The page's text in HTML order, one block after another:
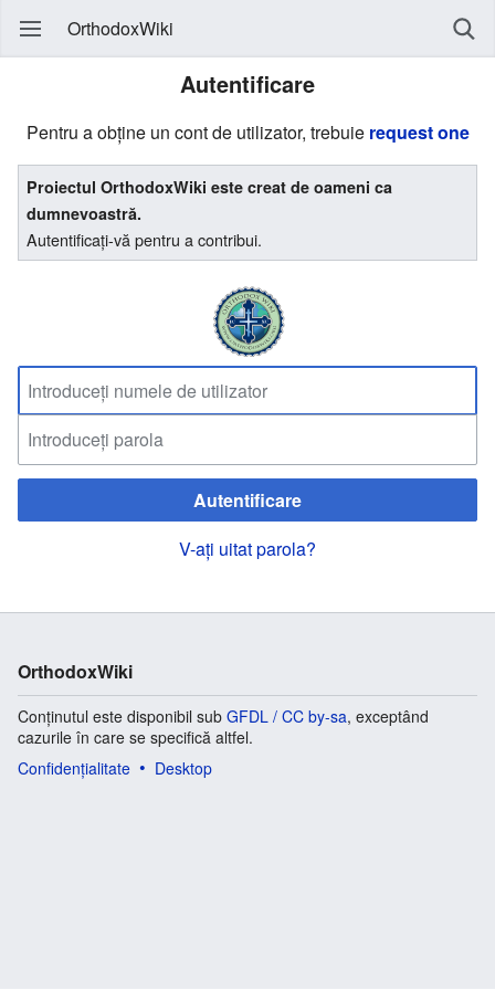
OrthodoxWiki
Autentificare
Pentru a obține un cont de utilizator, trebuie request one
Proiectul OrthodoxWiki este creat de oameni ca
dumnevoastră.
Autentificați-vă pentru a contribui.
Autentificare
V-ați uitat parola?
OrthodoxWiki
Conținutul este disponibil sub GFDL / CC by-sa, exceptând
cazurile în care se specifică altfel.
Confidențialitate
Desktop